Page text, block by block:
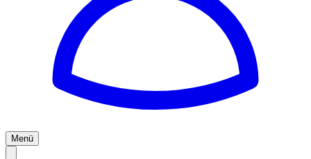
Menü